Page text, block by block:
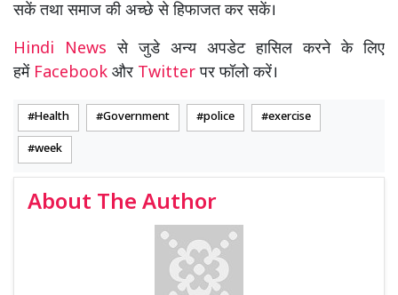
सकें तथा समाज की अच्छे से हिफाजत कर सकें।
Hindi Newsसे जुडे अन्य अपडेट हासिल करने के लिए
हमें Facebook और Twitterपर फॉलो करें।
Health Government police exercise
week
About The Author